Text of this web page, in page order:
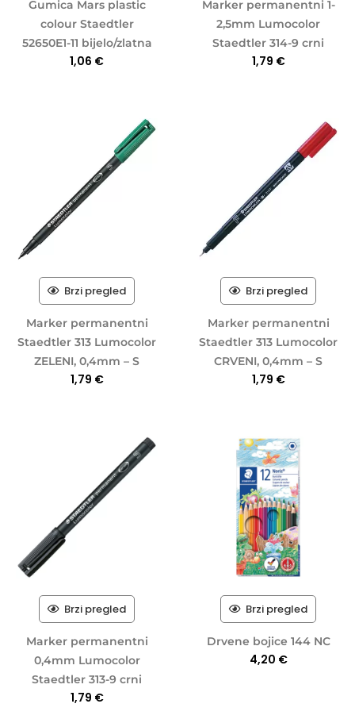
Gumica Mars plastic
colour Staedtler
52650E1-11 bijelo/zlatna
1,06 €
Marker permanentni 1-
2,5mm Lumocolor
Staedtler 314-9 crni
1,79 €
Brzi pregled
Marker permanentni
Staedtler 313 Lumocolor
ZELENI, 0,4mm – S
1,79 €
Brzi pregled
Marker permanentni
Staedtler 313 Lumocolor
CRVENI, 0,4mm – S
1,79 €
Brzi pregled
Marker permanentni
0,4mm Lumocolor
Staedtler 313-9 crni
1,79 €
Brzi pregled
Drvene bojice 144 NC
4,20 €